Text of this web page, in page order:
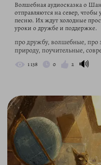
Волшебная аудиосказка о
отправляются на север,
песню. Их ждут холодные
уроки о дружбе и поддержке.
про дружбу, волшебные, про
природу, поучительные,
1 138 0 2 🔊